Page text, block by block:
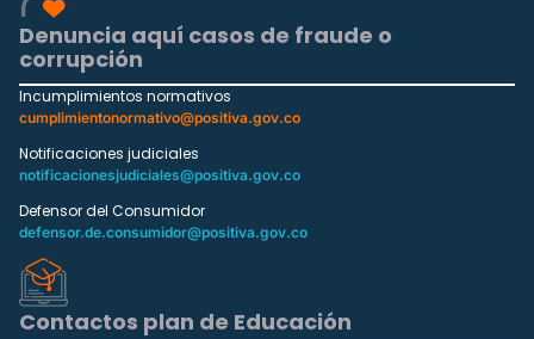
Denuncia aquí casos de fraude o
corrupción
Incumplimientos normativos
cumplimientonormativo@positiva.gov.co
Notificaciones judiciales
notificacionesjudiciales@positiva.gov.co
Defensor del Consumidor
defensor.de.consumidor@positiva.gov.co
Contactos plan de Educación